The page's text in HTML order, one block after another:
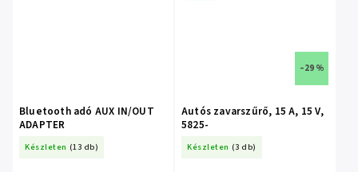
Bluetooth adó AUX IN/OUT
ADAPTER
Készleten (13 db)
–29 %
Autós zavarszűrő, 15 A, 15 V,
5825-
Készleten (3 db)